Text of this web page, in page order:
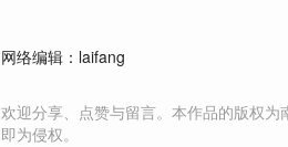
网络编辑：laifang
欢迎分享、点赞与留言。本作品的版权
即为侵权。